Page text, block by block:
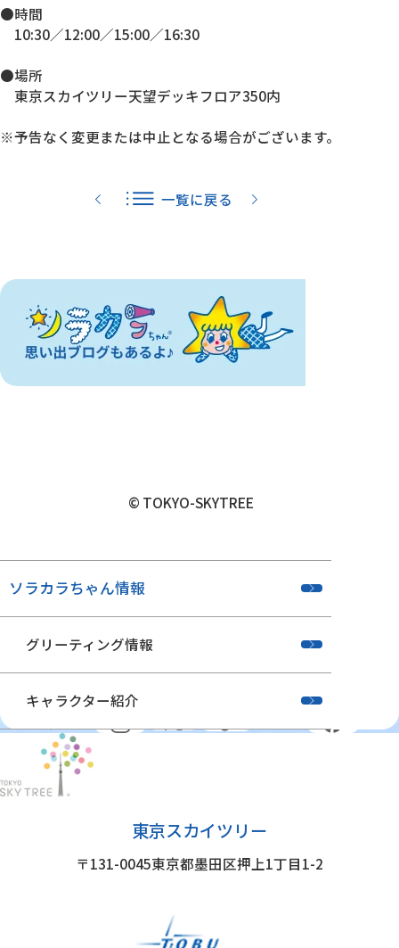
●時間
10:30／12:00／15:00／16:30
●場所
東京スカイツリー天望デッキフロア350内
※予告なく変更または中止となる場合がございます。
一覧に戻る
© TOKYO-SKYTREE
ソラカラちゃん情報
グリーティング情報
キャラクター紹介
東京スカイツリー
〒131-0045東京都墨田区押上1丁目1-2